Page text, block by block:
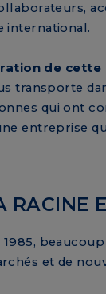
international.
de cette
transporte
qui ont
entreprise
RACINE
et de